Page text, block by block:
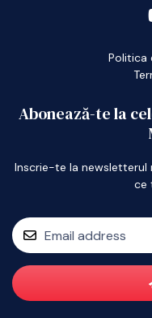
Politica
Abonează-te la
Inscrie-te la
ce